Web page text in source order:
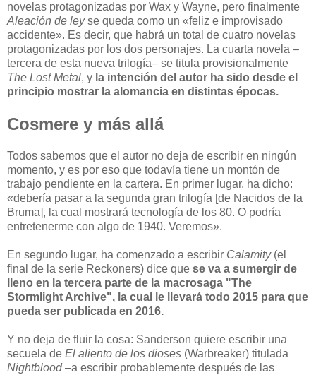
novelas protagonizadas por Wax y Wayne, pero finalmente
Aleación de leyse queda como un «feliz e improvisado
accidente». Es decir, que habrá un total de cuatro novelas
protagonizadas por los dos personajes. La cuarta novela –
tercera de esta nueva trilogía– se titula provisionalmente
The Lost Metal, y la intención del autor ha sido desde el
principio mostrar la alomancia en distintas épocas.
Cosmere y más allá
Todos sabemos que el autor no deja de escribir en ningún
momento, y es por eso que todavía tiene un montón de
trabajo pendiente en la cartera. En primer lugar, ha dicho:
«debería pasar a la segunda gran trilogía [de Nacidos de la
Bruma], la cual mostrará tecnología de los 80. O podría
entretenerme con algo de 1940. Veremos».
En segundo lugar, ha comenzado a escribir Calamity (el
final de la serie Reckoners) dice que se va a sumergir de
lleno en la tercera parte de la macrosaga "The
Stormlight Archive", la cual le llevará todo 2015 para que
pueda ser publicada en 2016.
Y no deja de fluir la cosa: Sanderson quiere escribir una
secuela de El aliento de los dioses (Warbreaker) titulada
Nightblood–a escribir probablemente después de las